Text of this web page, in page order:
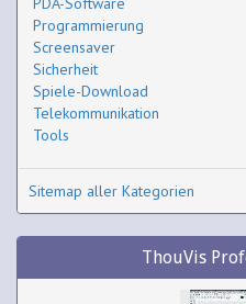
Programmierung
Screensaver
Sicherheit
Spiele-Download
Telekommunikation
Tools
Sitemap aller Kategorien
ThouVis